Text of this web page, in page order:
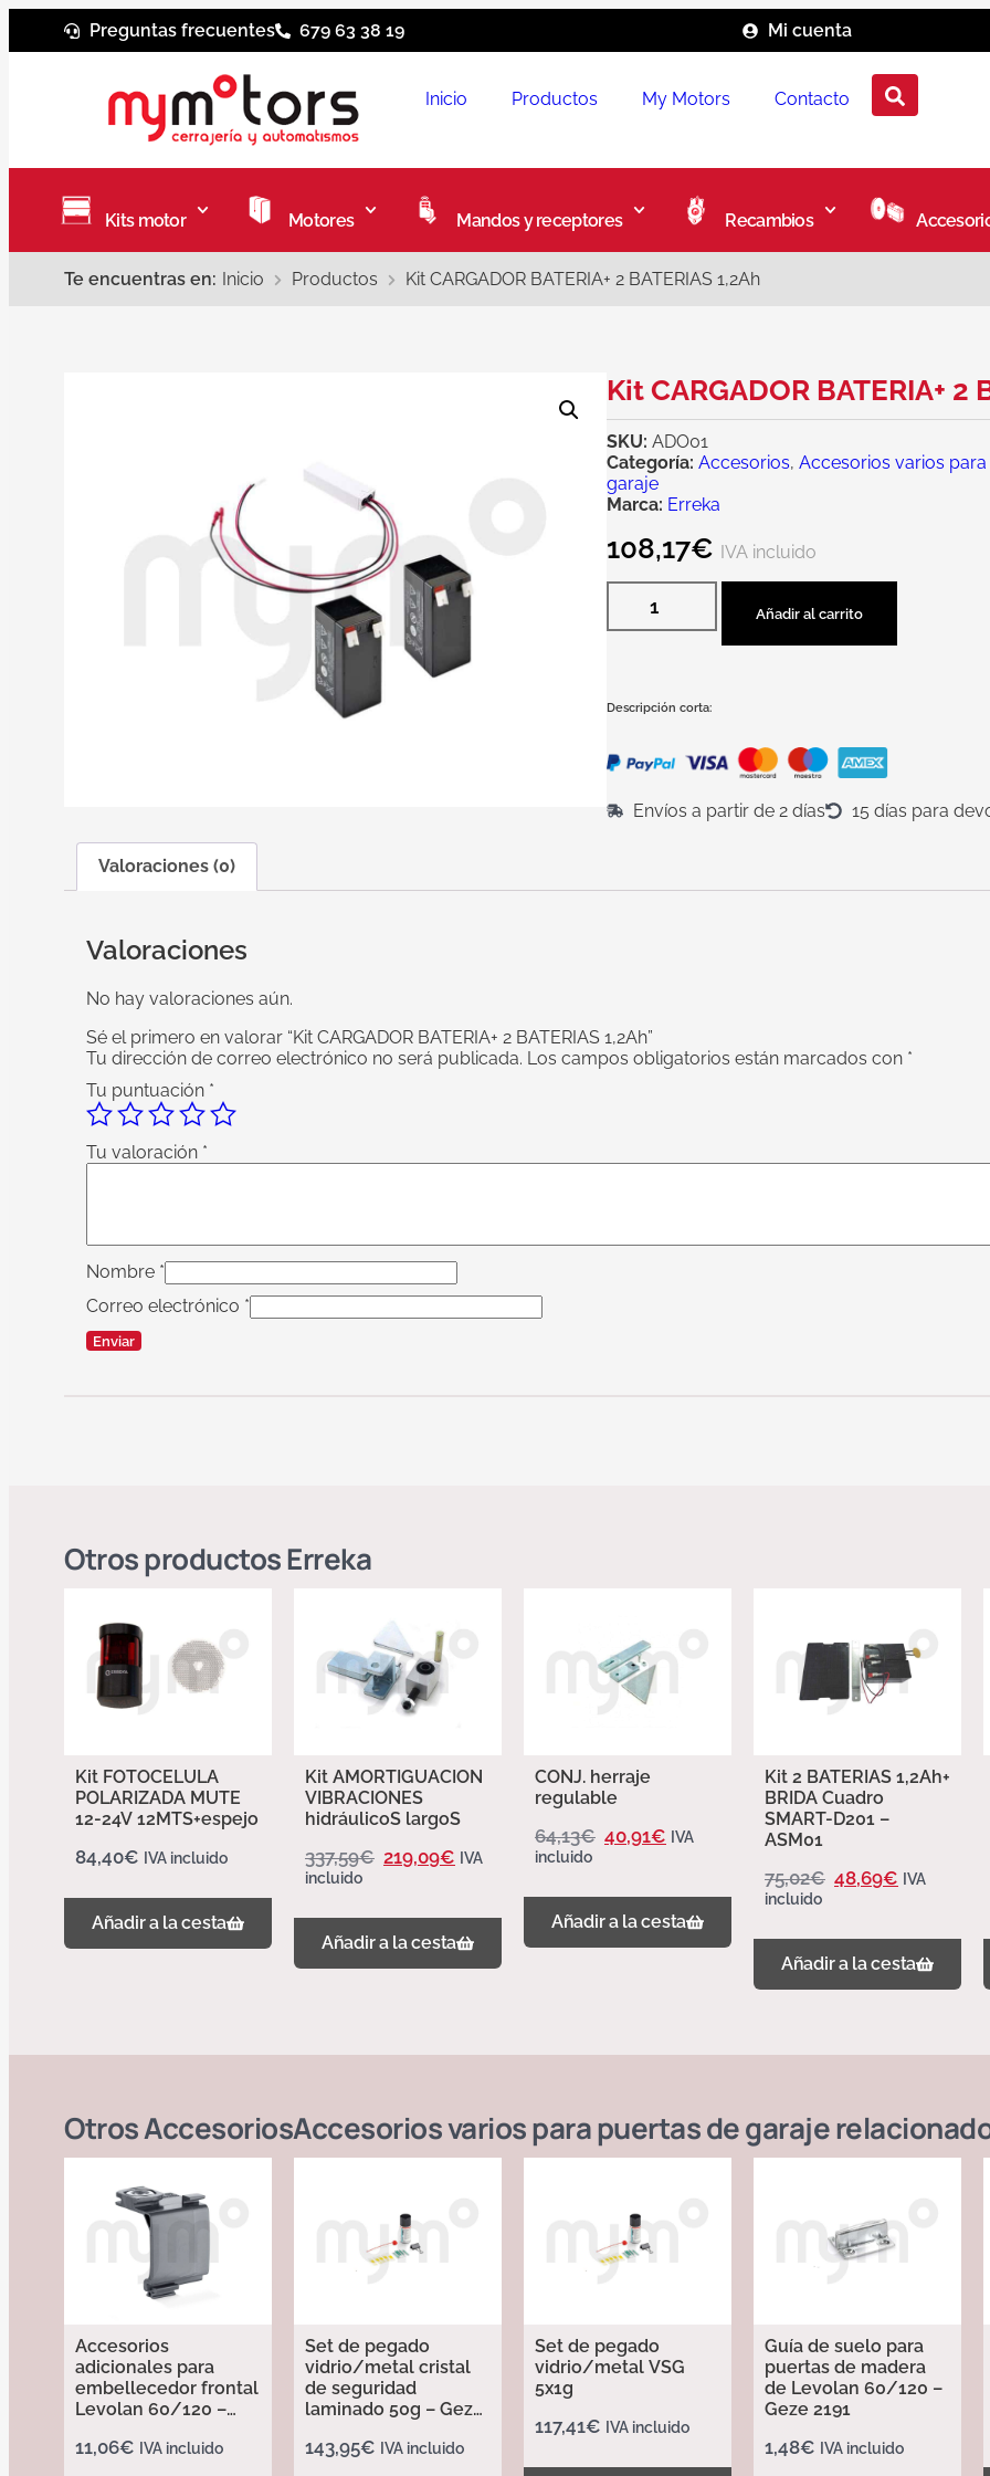
Preguntas frecuentes 679 63 38 19 Mi cuenta
Inicio Productos My Motors Contacto
Kits motor Motores Mandos y receptores Recambios
Te encuentras en: Inicio Productos Kit CARGADOR BATERIA+ 2 BATERIAS 1,2Ah
Kit CARGADOR BATERIA+ 2
SKU:ADO01
Categoría:Accesorios,Accesorios varios
garaje
Marca: Erreka
108,17€ IVA incluido
Añadir al carrito
Descripción corta:
Envíos a partir de 2 días 15 días para
Valoraciones (0)
Valoraciones
No hay valoraciones aún.
Sé el primero en valorar “Kit CARGADOR BATERIA+ 2 BATERIAS 1,2Ah”
Tu dirección de correo electrónico no será publicada. Los campos obligatorios están marcados con *
Tu puntuación *
Tu valoración *
Nombre *
Correo electrónico *
Otros productosErreka
Kit FOTOCELULA
POLARIZADA MUTE
12-24V 12MTS+espejo
84,40€ IVA incluido
Añadir a la cesta
Kit AMORTIGUACION
VIBRACIONES
hidráulicoS largoS
337,59€ 219,09€ IVA
incluido
Añadir a la cesta
CONJ. herraje
regulable
64,13€ 40,91€ IVA
incluido
Añadir a la cesta
Kit 2 BATERIAS 1,2Ah+
BRIDA Cuadro
SMART-D201 –
ASM01
75,02€ 48,69€ IVA
incluido
Añadir a la cesta
OtrosAccesoriosAccesorios varios para puertas de garaje
Accesorios
adicionales para
embellecedor frontal
Levolan 60/120 –
11,06€ IVA incluido
Set de pegado
vidrio/metal cristal
de seguridad
laminado 50g – Geze
143,95€ IVA incluido
Set de pegado
vidrio/metal VSG
5x1g
117,41€ IVA incluido
Guía de suelo para
puertas de madera
de Levolan 60/120 –
Geze 2191
1,48€ IVA incluido